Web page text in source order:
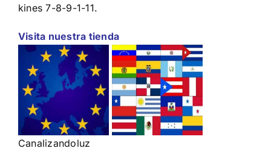
kines 7-8-9-1-11.
Visita nuestra tienda
Canalizandoluz